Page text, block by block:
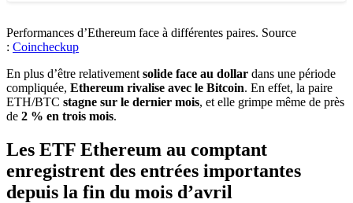
Performances d’Ethereum face à différentes paires. Source
: Coincheckup
En plus d’être relativement solide face au dollar dans une période
compliquée, Ethereum rivalise avec le Bitcoin. En effet, la paire
ETH/BTC stagne sur le dernier mois, et elle grimpe même de près
de 2 % en trois mois.
Les ETF Ethereum au comptant
enregistrent des entrées importantes
depuis la fin du mois d’avril